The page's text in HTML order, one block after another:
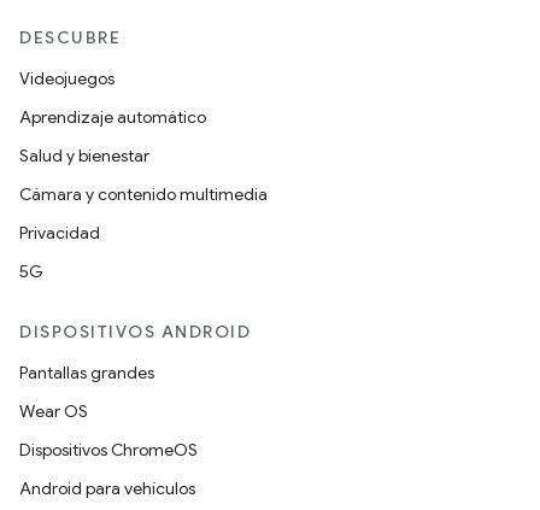
DESCUBRE
Videojuegos
Aprendizaje automático
Salud y bienestar
Cámara y contenido multimedia
Privacidad
5G
DISPOSITIVOS ANDROID
Pantallas grandes
Wear OS
Dispositivos ChromeOS
Android para vehículos